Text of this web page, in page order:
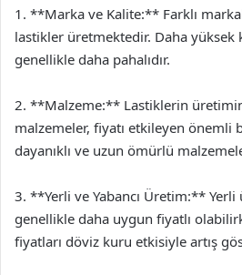
1. **Marka ve Kalite:** Farklı
lastikler üretmektedir. Daha yüksek
genellikle daha pahalıdır.
2. **Malzeme:** Lastiklerin
malzemeler, fiyatı etkileyen önemli
dayanıklı ve uzun ömürlü
3. **Yerli ve Yabancı Üretim:**
genellikle daha uygun fiyatlı
fiyatları döviz kuru etkisiyle artış